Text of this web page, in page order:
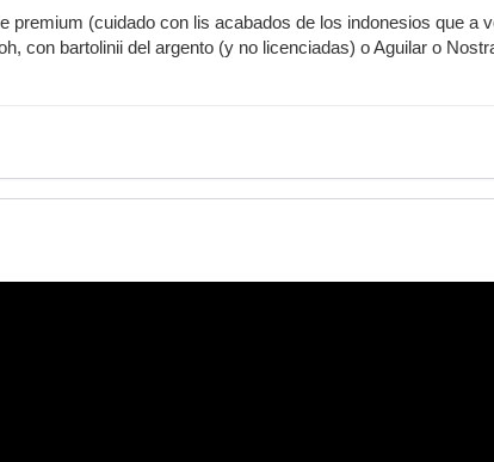
premium (cuidado con lis acabados de los indonesios que a
con bartolinii del argento (y no licenciadas) o Aguilar o